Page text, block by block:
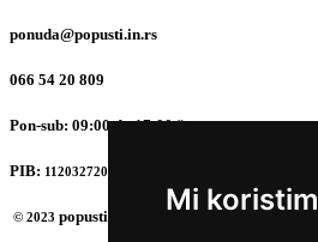
Mi
ponuda@popusti.in.rs
066 54 20 809
Pon-sub: 09:00 do 17:00 časova
PIB: 112032720
© 2023 popusti.in.rs